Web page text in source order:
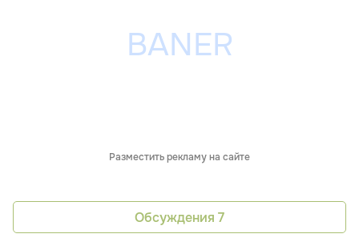
Разместить рекламу на сайте
Обсуждения 7